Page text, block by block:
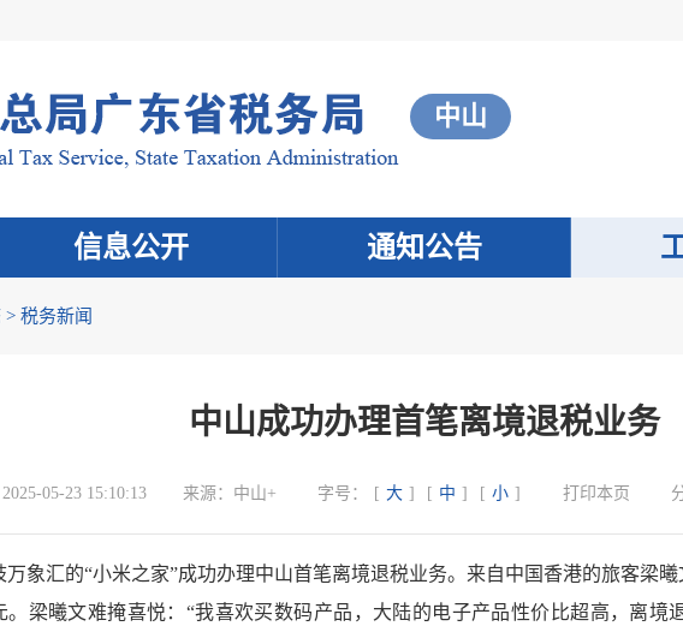
中山
信息公开 通知公告
> 税务新闻
中山成功办理首笔离境退税业务
2025-05-23 15:10:13 来源： 中山+ 字号： [ 大 ] [ 中 ] [ 小 ] 打印本页
万象汇的“小米之家”成功办理中山首笔离境退税业务。来自中国香港的旅客梁
。梁曦文难掩喜悦：“我喜欢买数码产品，大陆的电子产品性价比超高，离境